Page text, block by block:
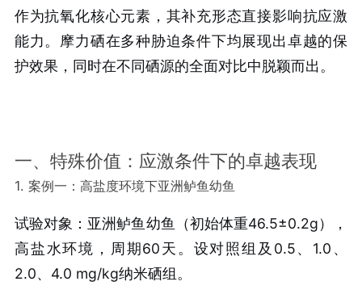
作为抗氧化核心元素，其补充形态直接影响抗应激
能力。摩力硒在多种胁迫条件下均展现出卓越的保
护效果，同时在不同硒源的全面对比中脱颖而出。
一、特殊价值：应激条件下的卓越表现
1. 案例一：高盐度环境下亚洲鲈鱼幼鱼
试验对象：亚洲鲈鱼幼鱼（初始体重46.5±0.2g），
高盐水环境，周期60天。设对照组及0.5、1.0、
2.0、4.0 mg/kg纳米硒组。